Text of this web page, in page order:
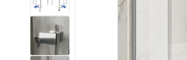
Kade i paravani
Miješalice, pipe, slavine